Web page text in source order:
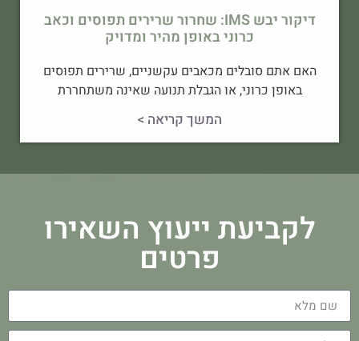
דיקור יבש IMS: שחרור שרירים תפוסים וכאב
כרוני באופן מהיר ומדויק
האם אתם סובלים מכאבים עקשניים, שרירים תפוסים
באופן כרוני, או הגבלת תנועה שאינה משתחררת
המשך קריאה >
לקביעת ייעוץ השאירו
פרטים